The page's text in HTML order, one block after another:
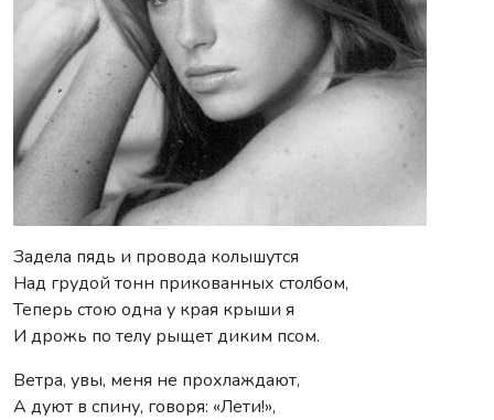
Задела пядь и провода колышутся
Над грудой тонн прикованных столбом,
Теперь стою одна у края крыши я
И дрожь по телу рыщет диким псом.
Ветра, увы, меня не прохлаждают,
А дуют в спину, говоря: «Лети!»,